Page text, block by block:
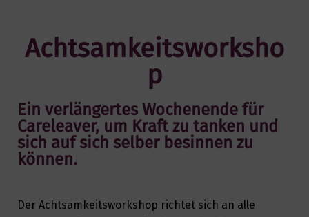
Achtsamkeitsworksho
p
Ein verlängertes Wochenende für
Careleaver, um Kraft zu tanken und
sich auf sich selber besinnen zu
können.
Der Achtsamkeitsworkshop richtet sich an alle